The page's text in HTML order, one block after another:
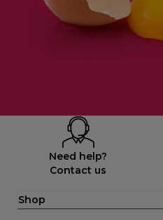
Need help?
Contact us
Shop